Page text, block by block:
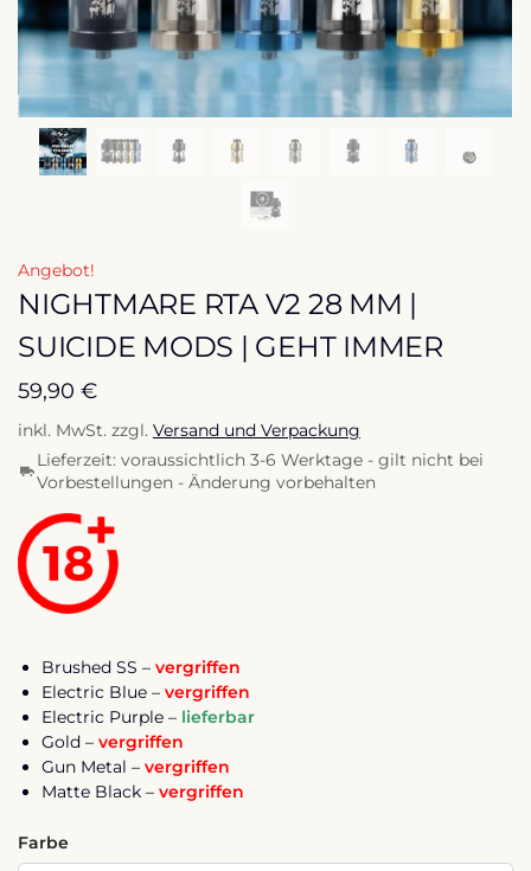
Angebot!
NIGHTMARE RTA V2 28 MM |
SUICIDE MODS | GEHT IMMER
59,90 €
inkl. MwSt. zzgl. Versand und Verpackung
Lieferzeit: voraussichtlich 3-6 Werktage - gilt nicht bei
Vorbestellungen - Änderung vorbehalten
Brushed SS – vergriffen
Electric Blue – vergriffen
Electric Purple – lieferbar
Gold – vergriffen
Gun Metal – vergriffen
Matte Black – vergriffen
Farbe